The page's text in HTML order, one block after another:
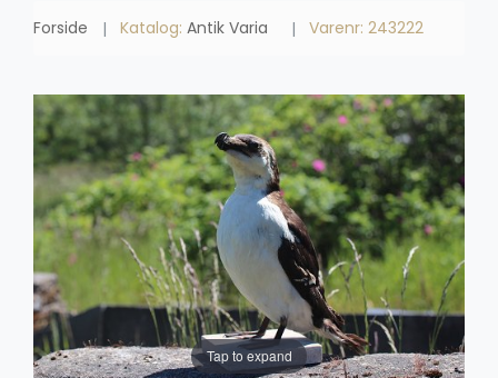
Forside Katalog: Antik Varia Varenr: 243222
Tap to expand